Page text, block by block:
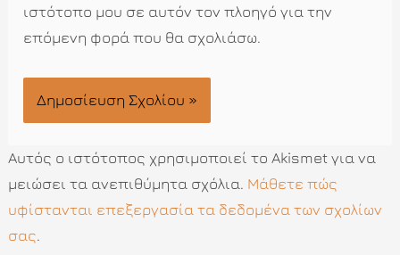
ιστότοπο μου σε αυτόν τον πλοηγό για την
επόμενη φορά που θα σχολιάσω.
Αυτός ο ιστότοπος χρησιμοποιεί το Akismet για να
μειώσει τα ανεπιθύμητα σχόλια. Μάθετε πώς
υφίστανται επεξεργασία τα δεδομένα των σχολίων
σας.